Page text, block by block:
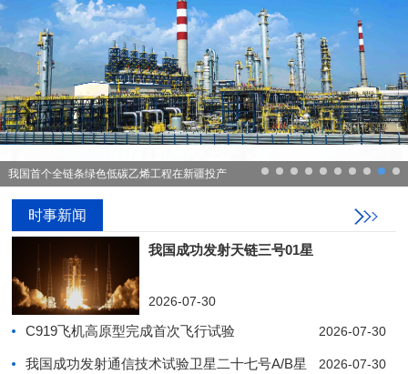
我国首个全链条绿色低碳乙烯工程在新疆投产
时事新闻
我国成功发射天链三号01星
2026-07-30
C919飞机高原型完成首次飞行试验 2026-07-30
我国成功发射通信技术试验卫星二十七号A/B星 2026-07-30